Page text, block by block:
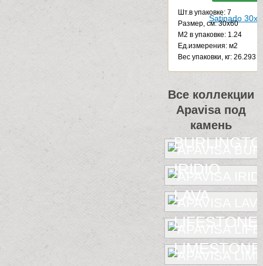
Шт.в упаковке: 7
Размер, см: 30x60
М2 в упаковке: 1.24
Ед.измерения: м2
Веc упаковки, кг: 26.293
Все коллекции
Apavisa под
камень
IRIDIO
LAVA
LIFESTONE
LIMESTONE